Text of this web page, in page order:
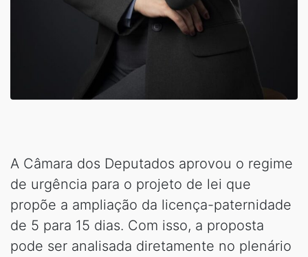
A Câmara dos Deputados aprovou o regime
de urgência para o projeto de lei que
propõe a ampliação da licença-paternidade
de 5 para 15 dias. Com isso, a proposta
pode ser analisada diretamente no plenário